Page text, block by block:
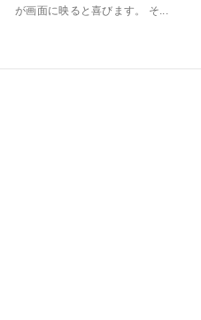
が画面に映ると喜びます。 そ...